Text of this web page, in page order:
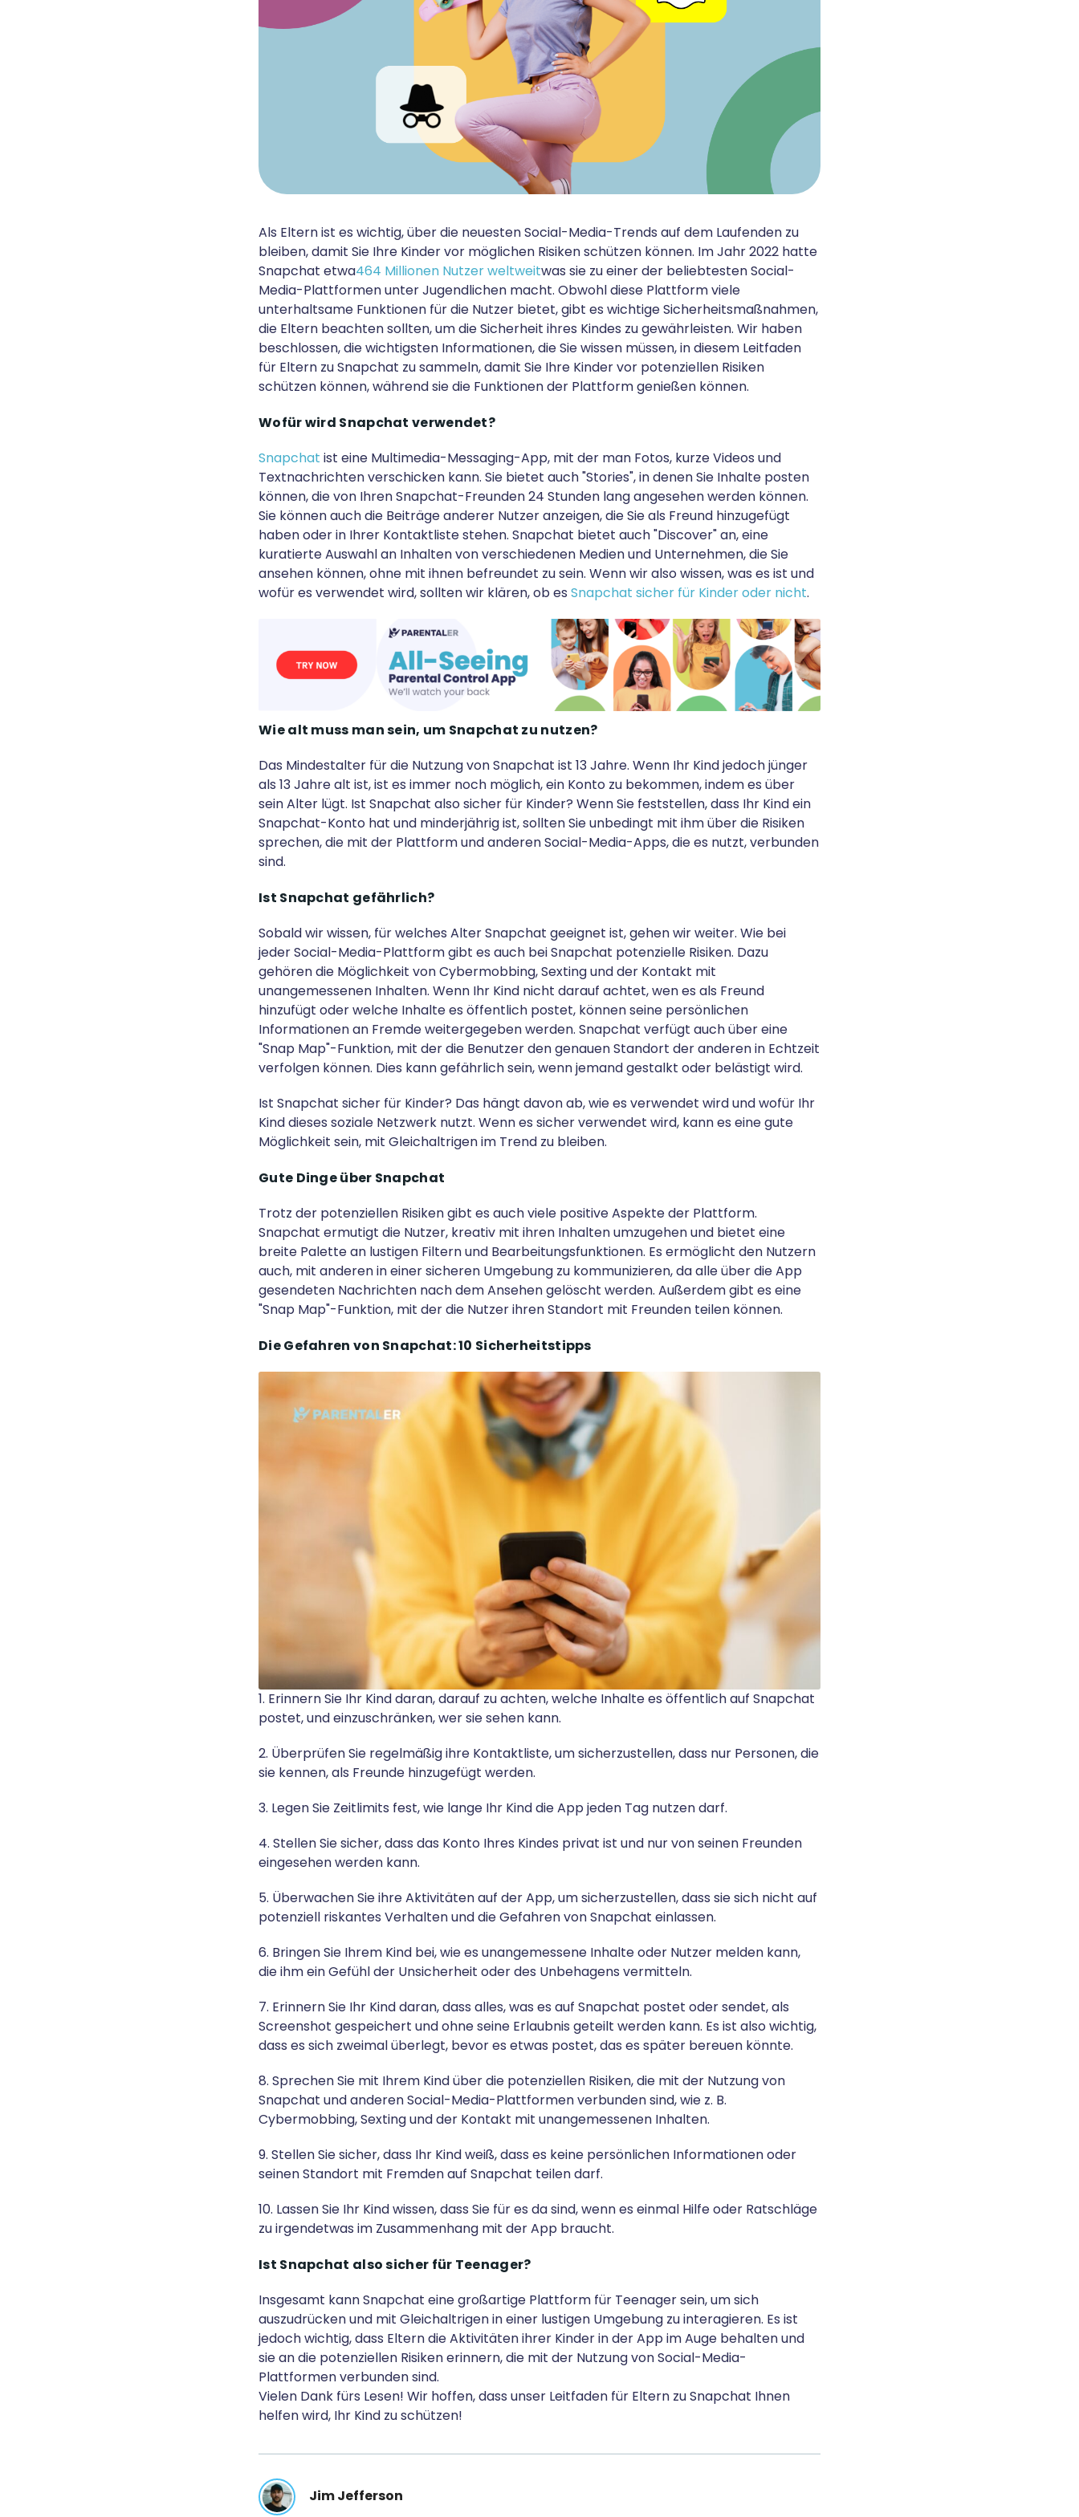
Als Eltern ist es wichtig, über die neuesten Social-Media-Trends auf dem Laufenden zu
bleiben, damit Sie Ihre Kinder vor möglichen Risiken schützen können. Im Jahr 2022 hatte
Snapchat etwa464 Millionen Nutzer weltweitwas sie zu einer der beliebtesten Social-
Media-Plattformen unter Jugendlichen macht. Obwohl diese Plattform viele
unterhaltsame Funktionen für die Nutzer bietet, gibt es wichtige Sicherheitsmaßnahmen,
die Eltern beachten sollten, um die Sicherheit ihres Kindes zu gewährleisten. Wir haben
beschlossen, die wichtigsten Informationen, die Sie wissen müssen, in diesem Leitfaden
für Eltern zu Snapchat zu sammeln, damit Sie Ihre Kinder vor potenziellen Risiken
schützen können, während sie die Funktionen der Plattform genießen können.
Wofür wird Snapchat verwendet?
Snapchat ist eine Multimedia-Messaging-App, mit der man Fotos, kurze Videos und
Textnachrichten verschicken kann. Sie bietet auch "Stories", in denen Sie Inhalte posten
können, die von Ihren Snapchat-Freunden 24 Stunden lang angesehen werden können.
Sie können auch die Beiträge anderer Nutzer anzeigen, die Sie als Freund hinzugefügt
haben oder in Ihrer Kontaktliste stehen. Snapchat bietet auch "Discover" an, eine
kuratierte Auswahl an Inhalten von verschiedenen Medien und Unternehmen, die Sie
ansehen können, ohne mit ihnen befreundet zu sein. Wenn wir also wissen, was es ist und
wofür es verwendet wird, sollten wir klären, ob es Snapchat sicher für Kinder oder nicht.
Wie alt muss man sein, um Snapchat zu nutzen?
Das Mindestalter für die Nutzung von Snapchat ist 13 Jahre. Wenn Ihr Kind jedoch jünger
als 13 Jahre alt ist, ist es immer noch möglich, ein Konto zu bekommen, indem es über
sein Alter lügt. Ist Snapchat also sicher für Kinder? Wenn Sie feststellen, dass Ihr Kind ein
Snapchat-Konto hat und minderjährig ist, sollten Sie unbedingt mit ihm über die Risiken
sprechen, die mit der Plattform und anderen Social-Media-Apps, die es nutzt, verbunden
sind.
Ist Snapchat gefährlich?
Sobald wir wissen, für welches Alter Snapchat geeignet ist, gehen wir weiter. Wie bei
jeder Social-Media-Plattform gibt es auch bei Snapchat potenzielle Risiken. Dazu
gehören die Möglichkeit von Cybermobbing, Sexting und der Kontakt mit
unangemessenen Inhalten. Wenn Ihr Kind nicht darauf achtet, wen es als Freund
hinzufügt oder welche Inhalte es öffentlich postet, können seine persönlichen
Informationen an Fremde weitergegeben werden. Snapchat verfügt auch über eine
"Snap Map"-Funktion, mit der die Benutzer den genauen Standort der anderen in Echtzeit
verfolgen können. Dies kann gefährlich sein, wenn jemand gestalkt oder belästigt wird.
Ist Snapchat sicher für Kinder? Das hängt davon ab, wie es verwendet wird und wofür Ihr
Kind dieses soziale Netzwerk nutzt. Wenn es sicher verwendet wird, kann es eine gute
Möglichkeit sein, mit Gleichaltrigen im Trend zu bleiben.
Gute Dinge über Snapchat
Trotz der potenziellen Risiken gibt es auch viele positive Aspekte der Plattform.
Snapchat ermutigt die Nutzer, kreativ mit ihren Inhalten umzugehen und bietet eine
breite Palette an lustigen Filtern und Bearbeitungsfunktionen. Es ermöglicht den Nutzern
auch, mit anderen in einer sicheren Umgebung zu kommunizieren, da alle über die App
gesendeten Nachrichten nach dem Ansehen gelöscht werden. Außerdem gibt es eine
"Snap Map"-Funktion, mit der die Nutzer ihren Standort mit Freunden teilen können.
Die Gefahren von Snapchat: 10 Sicherheitstipps
1. Erinnern Sie Ihr Kind daran, darauf zu achten, welche Inhalte es öffentlich auf Snapchat
postet, und einzuschränken, wer sie sehen kann.
2. Überprüfen Sie regelmäßig ihre Kontaktliste, um sicherzustellen, dass nur Personen, die
sie kennen, als Freunde hinzugefügt werden.
3. Legen Sie Zeitlimits fest, wie lange Ihr Kind die App jeden Tag nutzen darf.
4. Stellen Sie sicher, dass das Konto Ihres Kindes privat ist und nur von seinen Freunden
eingesehen werden kann.
5. Überwachen Sie ihre Aktivitäten auf der App, um sicherzustellen, dass sie sich nicht auf
potenziell riskantes Verhalten und die Gefahren von Snapchat einlassen.
6. Bringen Sie Ihrem Kind bei, wie es unangemessene Inhalte oder Nutzer melden kann,
die ihm ein Gefühl der Unsicherheit oder des Unbehagens vermitteln.
7. Erinnern Sie Ihr Kind daran, dass alles, was es auf Snapchat postet oder sendet, als
Screenshot gespeichert und ohne seine Erlaubnis geteilt werden kann. Es ist also wichtig,
dass es sich zweimal überlegt, bevor es etwas postet, das es später bereuen könnte.
8. Sprechen Sie mit Ihrem Kind über die potenziellen Risiken, die mit der Nutzung von
Snapchat und anderen Social-Media-Plattformen verbunden sind, wie z. B.
Cybermobbing, Sexting und der Kontakt mit unangemessenen Inhalten.
9. Stellen Sie sicher, dass Ihr Kind weiß, dass es keine persönlichen Informationen oder
seinen Standort mit Fremden auf Snapchat teilen darf.
10. Lassen Sie Ihr Kind wissen, dass Sie für es da sind, wenn es einmal Hilfe oder Ratschläge
zu irgendetwas im Zusammenhang mit der App braucht.
Ist Snapchat also sicher für Teenager?
Insgesamt kann Snapchat eine großartige Plattform für Teenager sein, um sich
auszudrücken und mit Gleichaltrigen in einer lustigen Umgebung zu interagieren. Es ist
jedoch wichtig, dass Eltern die Aktivitäten ihrer Kinder in der App im Auge behalten und
sie an die potenziellen Risiken erinnern, die mit der Nutzung von Social-Media-
Plattformen verbunden sind.
Vielen Dank fürs Lesen! Wir hoffen, dass unser Leitfaden für Eltern zu Snapchat Ihnen
helfen wird, Ihr Kind zu schützen!
Jim Jefferson